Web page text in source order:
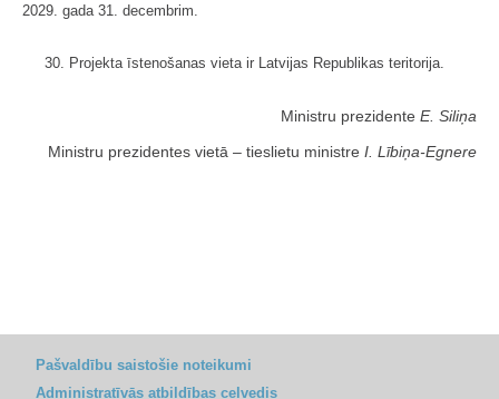
2029. gada 31. decembrim.
30. Projekta īstenošanas vieta ir Latvijas Republikas teritorija.
Ministru prezidente E. Siliņa
Ministru prezidentes vietā ‒ tieslietu ministre I. Lībiņa-Egnere
Pašvaldību saistošie noteikumi
Administratīvās atbildības ceļvedis